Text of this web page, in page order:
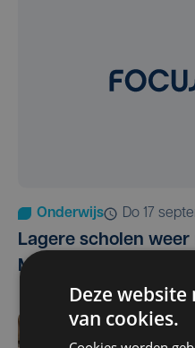
Onderwijs do 17
Lagere scholen
Museum
Deze
van cookies.